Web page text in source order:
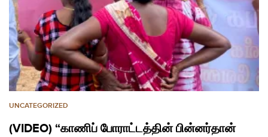
UNCATEGORIZED
(VIDEO) “காணிப் போராட்டத்தின் பின்னர்தான்